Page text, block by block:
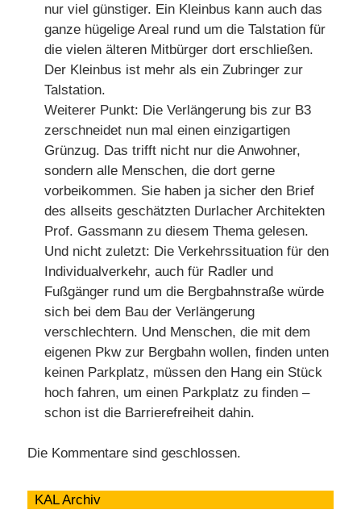
nur viel günstiger. Ein Kleinbus kann auch das
ganze hügelige Areal rund um die Talstation für
die vielen älteren Mitbürger dort erschließen.
Der Kleinbus ist mehr als ein Zubringer zur
Talstation.
Weiterer Punkt: Die Verlängerung bis zur B3
zerschneidet nun mal einen einzigartigen
Grünzug. Das trifft nicht nur die Anwohner,
sondern alle Menschen, die dort gerne
vorbeikommen. Sie haben ja sicher den Brief
des allseits geschätzten Durlacher Architekten
Prof. Gassmann zu diesem Thema gelesen.
Und nicht zuletzt: Die Verkehrssituation für den
Individualverkehr, auch für Radler und
Fußgänger rund um die Bergbahnstraße würde
sich bei dem Bau der Verlängerung
verschlechtern. Und Menschen, die mit dem
eigenen Pkw zur Bergbahn wollen, finden unten
keinen Parkplatz, müssen den Hang ein Stück
hoch fahren, um einen Parkplatz zu finden –
schon ist die Barrierefreiheit dahin.
Die Kommentare sind geschlossen.
KAL Archiv